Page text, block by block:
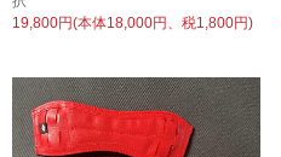
19,800円(本体18,000円、税1,800円)